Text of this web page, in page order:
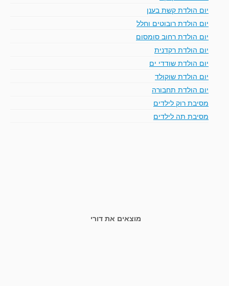
יום הולדת קשת בענן
יום הולדת רובוטים וחלל
יום הולדת רחוב סומסום
יום הולדת רקדנית
יום הולדת שודדי ים
יום הולדת שוקולד
יום הולדת תחבורה
מסיבת רוק לילדים
מסיבת תה לילדים
מוצאים את דורי